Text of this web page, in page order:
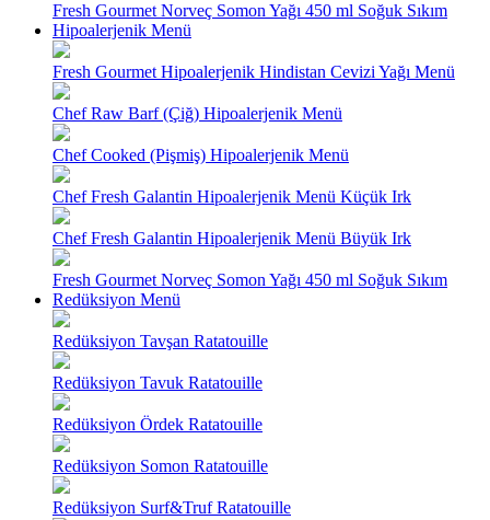
Fresh Gourmet Norveç Somon Yağı 450 ml Soğuk Sıkım
Hipoalerjenik Menü
Fresh Gourmet Hipoalerjenik Hindistan Cevizi Yağı Menü
Chef Raw Barf (Çiğ) Hipoalerjenik Menü
Chef Cooked (Pişmiş) Hipoalerjenik Menü
Chef Fresh Galantin Hipoalerjenik Menü Küçük Irk
Chef Fresh Galantin Hipoalerjenik Menü Büyük Irk
Fresh Gourmet Norveç Somon Yağı 450 ml Soğuk Sıkım
Redüksiyon Menü
Redüksiyon Tavşan Ratatouille
Redüksiyon Tavuk Ratatouille
Redüksiyon Ördek Ratatouille
Redüksiyon Somon Ratatouille
Redüksiyon Surf&Truf Ratatouille